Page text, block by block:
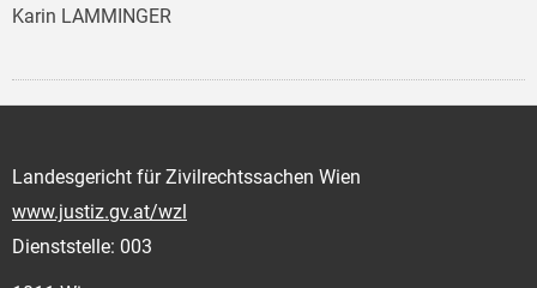
Karin LAMMINGER
Landesgericht für Zivilrechtssachen Wien
www.justiz.gv.at/wzl
Dienststelle: 003